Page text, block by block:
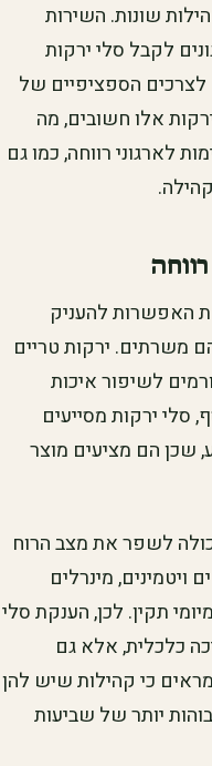
שונות. השירות
לקבל סלי ירקות
לצרכים הספציפיים של
אלו חשובים, מה
לארגוני רווחה, כמו גם
האפשרות להעניק
משרתים. ירקות טריים
לשיפור איכות
סלי ירקות מסייעים
שכן הם מציעים מוצר
לשפר את מצב הרוח
מינרלים
תקין. לכן, הענקת סלי
כלכלית, אלא גם
כי קהילות שיש להן
יותר של שביעות